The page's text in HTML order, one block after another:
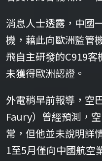
消息人士透露，中國
機，藉此向歐洲監管
飛自主研發的C919
未獲得歐洲認證。
外電稍早前報導，空
Faury）曾經預測，
常，但他並未說明詳
1至5月僅向中國航空